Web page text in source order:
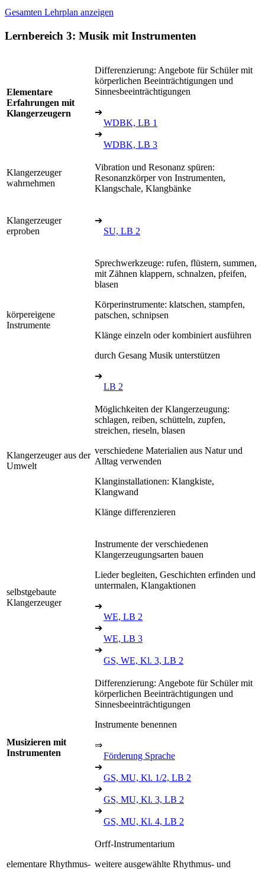
Gesamten Lehrplan anzeigen
Lernbereich 3: Musik mit Instrumenten
Elementare
Erfahrungen mit
Klangerzeugern
Differenzierung: Angebote für Schüler mit
körperlichen Beeinträchtigungen und
Sinnesbeeinträchtigungen
➔
WDBK, LB 1
➔
WDBK, LB 3
Klangerzeuger
wahrnehmen
Vibration und Resonanz spüren:
Resonanzkörper von Instrumenten,
Klangschale, Klangbänke
Klangerzeuger
erproben
➔
SU, LB 2
körpereigene
Instrumente
Sprechwerkzeuge: rufen, flüstern, summen,
mit Zähnen klappern, schnalzen, pfeifen,
blasen
Körperinstrumente: klatschen, stampfen,
patschen, schnipsen
Klänge einzeln oder kombiniert ausführen
durch Gesang Musik unterstützen
➔
LB 2
Klangerzeuger aus der
Umwelt
Möglichkeiten der Klangerzeugung:
schlagen, reiben, schütteln, zupfen,
streichen, rieseln, blasen
verschiedene Materialien aus Natur und
Alltag verwenden
Klanginstallationen: Klangkiste,
Klangwand
Klänge differenzieren
selbstgebaute
Klangerzeuger
Instrumente der verschiedenen
Klangerzeugungsarten bauen
Lieder begleiten, Geschichten erfinden und
untermalen, Klangaktionen
➔
WE, LB 2
➔
WE, LB 3
➔
GS, WE, Kl. 3, LB 2
Musizieren mit
Instrumenten
Differenzierung: Angebote für Schüler mit
körperlichen Beeinträchtigungen und
Sinnesbeeinträchtigungen
Instrumente benennen
⇒
Förderung Sprache
➔
GS, MU, Kl. 1/2, LB 2
➔
GS, MU, Kl. 3, LB 2
➔
GS, MU, Kl. 4, LB 2
elementare Rhythmus-
Orff-Instrumentarium
weitere ausgewählte Rhythmus- und